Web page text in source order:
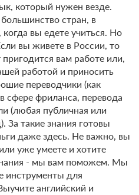
который нужен везде.
стран, в
вы едете учиться. Но
вы живете в России, то
вам работе или,
работой и приносить
переводчики (как
сфере фриланса, перевода
(любая публичная или
За такие знания готовы
даже здесь. Не важно, вы
уже умеете и хотите
- мы вам поможем. Мы
инструменты для
английский и